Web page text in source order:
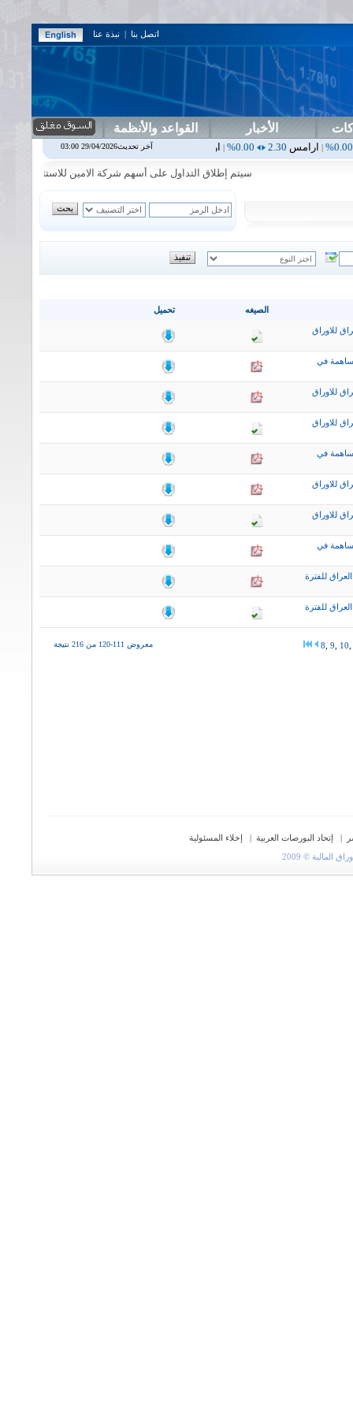
اتصل بنا | نبذة عنا
الأخبار القواعد والأنظمة
2.30
|اربيل 0.00%
0.00%
|اسفنج
سيتم إطلاق التداول على أسهم شركة الامين للاستثمار المالي في
تحميل الصيغه
للاوراق
في
للاوراق
للاوراق
في
للاوراق
للاوراق
في
للفترة
للفترة
معروض 111-120 من 216 نتيجة 8 9 10
| إتحاد البورصات العربية |
إخلاء المسئولية
© 2009